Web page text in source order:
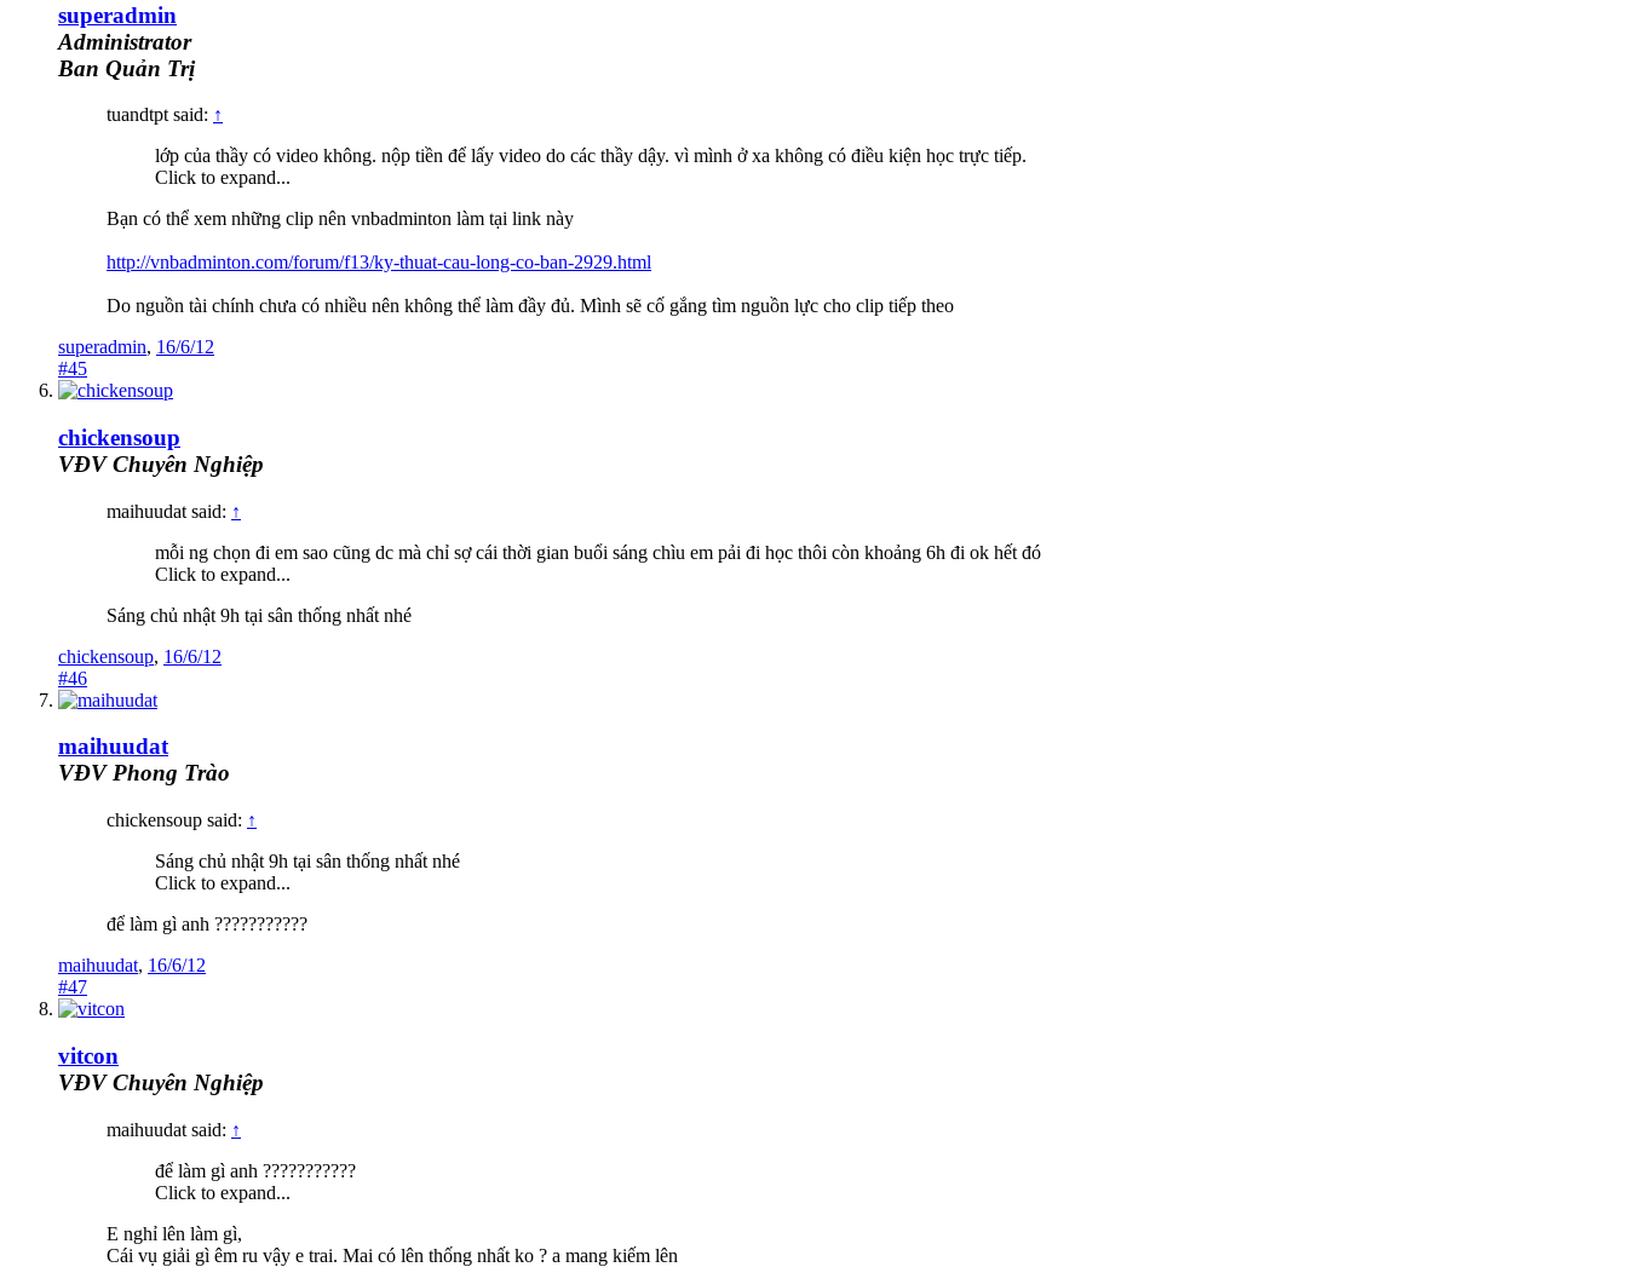
superadmin
Administrator
Ban Quản Trị
tuandtpt said: ↑
lớp của thầy có video không. nộp tiền để lấy video do các thầy dậy. vì mình ở xa không có điều kiện học trực tiếp.
Click to expand...
Bạn có thể xem những clip nên vnbadminton làm tại link này
http://vnbadminton.com/forum/f13/ky-thuat-cau-long-co-ban-2929.html
Do nguồn tài chính chưa có nhiều nên không thể làm đầy đủ. Mình sẽ cố gắng tìm nguồn lực cho clip tiếp theo
superadmin, 16/6/12
#45
chickensoup
VĐV Chuyên Nghiệp
maihuudat said: ↑
mỗi ng chọn đi em sao cũng dc mà chỉ sợ cái thời gian buổi sáng chìu em pải đi học thôi còn khoảng 6h đi ok hết đó
Click to expand...
Sáng chủ nhật 9h tại sân thống nhất nhé
chickensoup, 16/6/12
#46
maihuudat
VĐV Phong Trào
chickensoup said: ↑
Sáng chủ nhật 9h tại sân thống nhất nhé
Click to expand...
để làm gì anh ???????????
maihuudat, 16/6/12
#47
vitcon
VĐV Chuyên Nghiệp
maihuudat said: ↑
để làm gì anh ???????????
Click to expand...
E nghỉ lên làm gì,
Cái vụ giải gì êm ru vậy e trai. Mai có lên thống nhất ko ? a mang kiếm lên